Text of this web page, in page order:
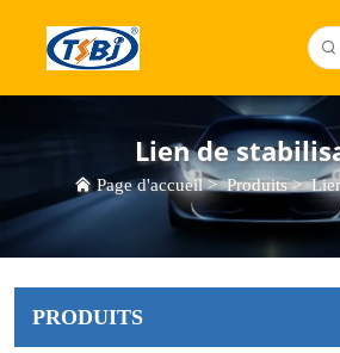
Lien de
Page d'accueil>Produits>
PRODUITS